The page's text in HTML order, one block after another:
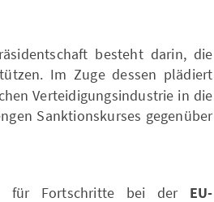
besteht darin, die
Im Zuge dessen plädiert
Verteidigungsindustrie in die
Sanktionskurses gegenüber
für Fortschritte bei der EU-